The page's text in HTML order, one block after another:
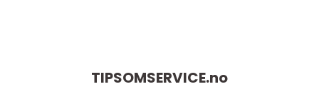
TIPSOMSERVICE.no